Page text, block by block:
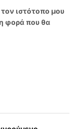
ιστότοπο μου
φορά που θα